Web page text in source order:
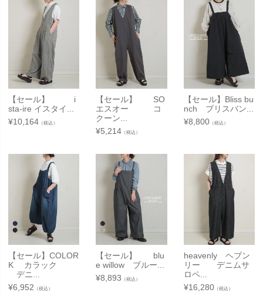
【セール】 i
sta-ire イスタイ...
¥10,164 （税込）
【セール】 SO
エスオー コ
クーン...
¥5,214 （税込）
【セール】Bliss bu
nch ブリスバン...
¥8,800（税込）
【セール】COLOR
K カラック
デニ...
¥6,952 （税込）
【セール】 blu
e willow ブルー...
¥8,893 （税込）
heavenly ヘブン
リー デニムサ
ロペ...
¥16,280（税込）